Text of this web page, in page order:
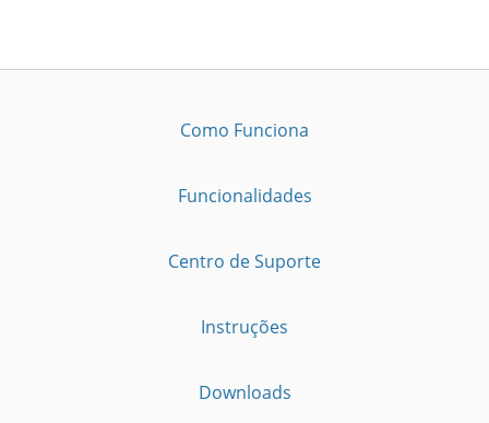
Como Funciona
Funcionalidades
Centro de Suporte
Instruções
Downloads